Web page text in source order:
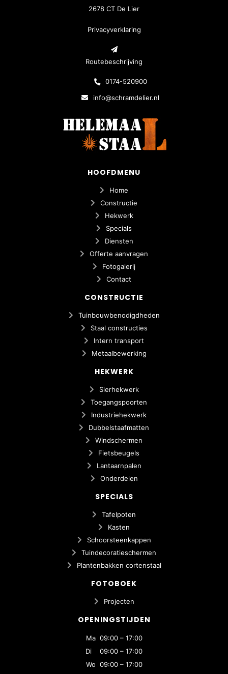
2678 CT De Lier
Privacyverklaring
Routebeschrijving
0174-520900
info@schramdelier.nl
HOOFDMENU
Home
Constructie
Hekwerk
Specials
Diensten
Offerte aanvragen
Fotogalerij
Contact
CONSTRUCTIE
Tuinbouwbenodigdheden
Staal constructies
Intern transport
Metaalbewerking
HEKWERK
Sierhekwerk
Toegangspoorten
Industriehekwerk
Dubbelstaafmatten
Windschermen
Fietsbeugels
Lantaarnpalen
Onderdelen
SPECIALS
Tafelpoten
Kasten
Schoorsteenkappen
Tuindecoratieschermen
Plantenbakken cortenstaal
FOTOBOEK
Projecten
OPENINGSTIJDEN
Ma 09:00 – 17:00
Di 09:00 – 17:00
Wo 09:00 – 17:00